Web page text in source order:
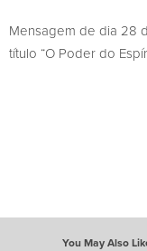
Mensagem de dia 28
título “O Poder do
You May Also